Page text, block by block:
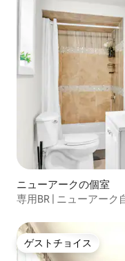
ニューアークの個室
専用BR | ニューアーク
ゲストチョイス
ゲストチョイス